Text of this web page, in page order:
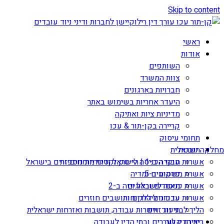
Skip to content
ראשי
אודות
השותפים
צוות המשרד
חברויות בארגונים
היעדר אחריות בשימוש באתר
מדיניות ציות ואתיקה
קריירה בקן-תור & עכו
תחומי עיסוק
מחלקה ישראלית
אשרות עבודה ב-1 | הי-טק וקטגוריות נוספות
אשרת משקיע ב-5
אשרת כניסה לישראל ויזה ב-2
אשרות עבודה ליהודים ותושבים חוזרים
הליך לבני זוג זרים
תובנות
חוקי הכניסה לישראל ודיני מומחים זרים בישראל
פרסומים ומדיה
מאמרים ובלוגים
עדכונים ללקוחות
תיעוד: אשרות עבודה, תושבות ואזרחות ישראלית